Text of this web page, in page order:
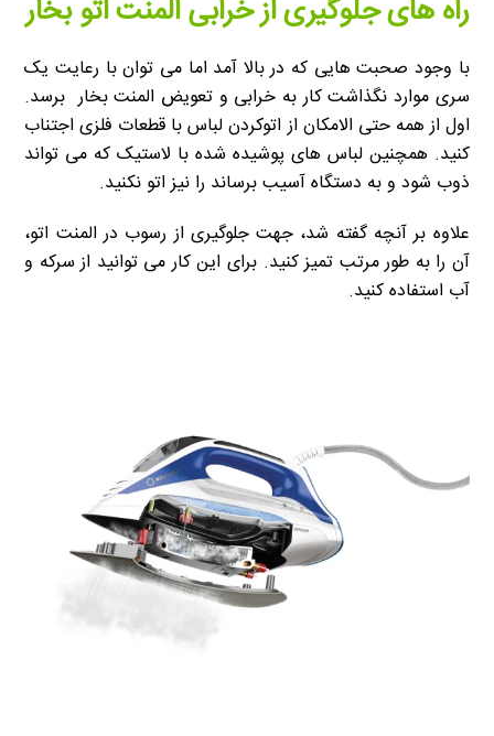
راه های جلوگیری از خرابی المنت اتو بخار
با وجود صحبت هایی که در بالا آمد اما می توان با رعایت یک
سری موارد نگذاشت کار به خرابی و تعویض المنت بخار برسد.
اول از همه حتی الامکان از اتوکردن لباس با قطعات فلزی اجتناب
کنید. همچنین لباس های پوشیده شده با لاستیک که می تواند
ذوب شود و به دستگاه آسیب برساند را نیز اتو نکنید.
علاوه بر آنچه گفته شد، جهت جلوگیری از رسوب در المنت اتو،
آن را به طور مرتب تمیز کنید. برای این کار می توانید از سرکه و
آب استفاده کنید.